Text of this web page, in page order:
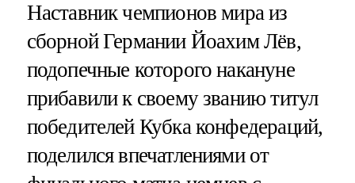
Наставник чемпионов мира из
сборной Германии Йоахим Лёв,
подопечные которого накануне
прибавили к своему званию титул
победителей Кубка конфедераций,
поделился впечатлениями от